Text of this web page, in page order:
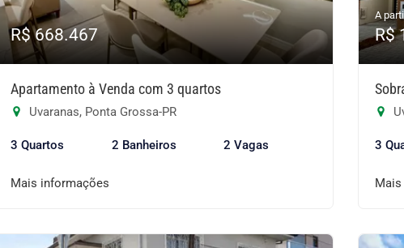
R$ 668.467
Apartamento à Venda com 3 quartos
Uvaranas, Ponta Grossa-PR
3 Quartos 2 Banheiros 2 Vagas
Mais informações
A
R$
3